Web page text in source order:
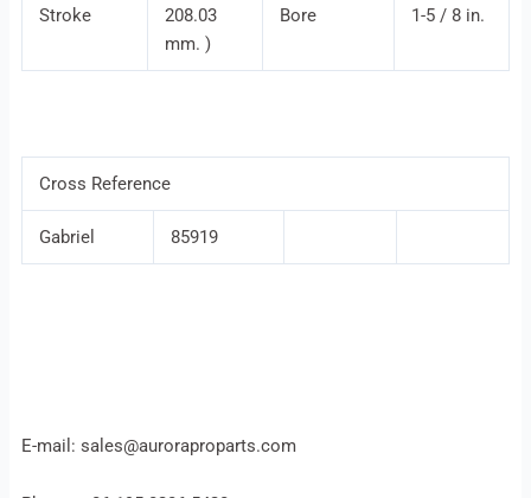
Stroke
208.03
mm. )
Bore 1-5 / 8 in.
Cross Reference
Gabriel 85919
E-mail: sales@auroraproparts.com